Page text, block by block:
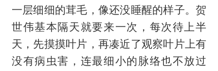
一层细细的茸毛，像还没睡醒的样子。贺
世伟基本隔天就要来一次，每次待上半
天，先摸摸叶片，再凑近了观察叶片上有
没有病虫害，连最细小的脉络也不放过